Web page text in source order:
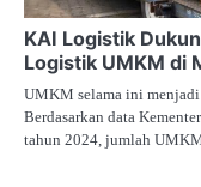
KAI Logistik
Logistik UMKM di
UMKM selama ini
Berdasarkan data
tahun 2024, jumlah